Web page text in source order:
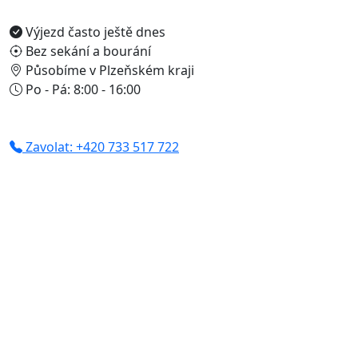
Výjezd často ještě dnes
Bez sekání a bourání
Působíme v Plzeňském kraji
Po - Pá: 8:00 - 16:00
Zavolat: +420 733 517 722